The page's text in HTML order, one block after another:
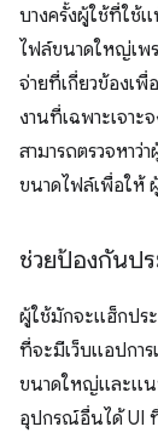
บางครั้งผู้ใช้ที่ใช้แ
ไฟล์ขนาดใหญ่เพ
จ่ายที่เกี่ยวข้องเ
งานที่เฉพาะเจาะ
สามารถตรวจหาว่
ขนาดไฟล์เพื่อให้
ช่วยป้องกันป
ผู้ใช้มักจะแฮ็กปร
ที่จะมีเว็บแอปกา
ขนาดใหญ่และแน
อุปกรณ์อื่นได้ UI